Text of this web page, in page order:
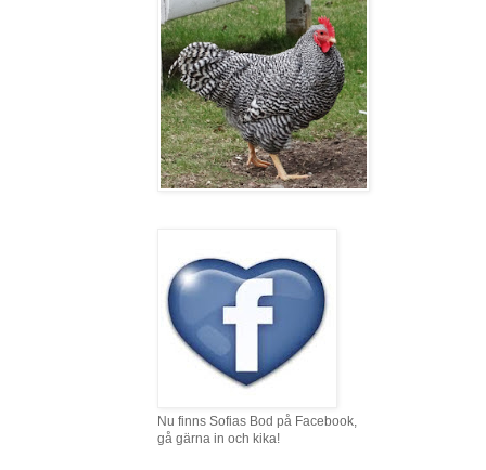
Nu finns Sofias Bod på Facebook,
gå gärna in och kika!